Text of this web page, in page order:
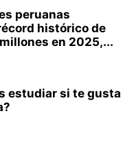
peruanas
histórico de
en 2025,...
estudiar si te gusta